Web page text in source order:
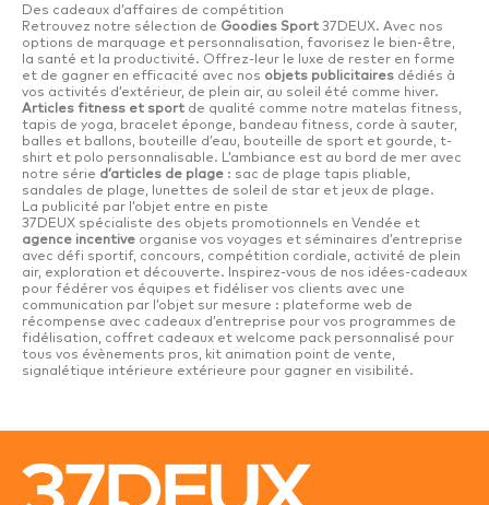
Des cadeaux d’affaires de compétition
Retrouvez notre sélection de Goodies Sport 37DEUX. Avec nos
options de marquage et personnalisation, favorisez le bien-être,
la santé et la productivité. Offrez-leur le luxe de rester en forme
et de gagner en efficacité avec nos objets publicitaires dédiés à
vos activités d’extérieur, de plein air, au soleil été comme hiver.
Articles fitness et sport de qualité comme notre matelas fitness,
tapis de yoga, bracelet éponge, bandeau fitness, corde à sauter,
balles et ballons, bouteille d’eau, bouteille de sport et gourde, t-
shirt et polo personnalisable. L’ambiance est au bord de mer avec
notre série d’articles de plage : sac de plage tapis pliable,
sandales de plage, lunettes de soleil de star et jeux de plage.
La publicité par l’objet entre en piste
37DEUX spécialiste des objets promotionnels en Vendée et
agence incentive organise vos voyages et séminaires d’entreprise
avec défi sportif, concours, compétition cordiale, activité de plein
air, exploration et découverte. Inspirez-vous de nos idées-cadeaux
pour fédérer vos équipes et fidéliser vos clients avec une
communication par l’objet sur mesure : plateforme web de
récompense avec cadeaux d’entreprise pour vos programmes de
fidélisation, coffret cadeaux et welcome pack personnalisé pour
tous vos évènements pros, kit animation point de vente,
signalétique intérieure extérieure pour gagner en visibilité.